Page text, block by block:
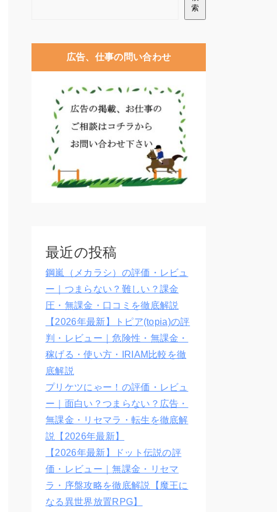
索
広告、仕事の問い合わせ
最近の投稿
鋼嵐（メカラシ）の評価・レビュ
ー｜つまらない？難しい？課金
圧・無課金・口コミを徹底解説
【2026年最新】トピア(topia)の評
判・レビュー｜危険性・無課金・
稼げる・使い方・IRIAM比較を徹
底解説
プリケツにゃー！の評価・レビュ
ー｜面白い？つまらない？広告・
無課金・リセマラ・転生を徹底解
説【2026年最新】
【2026年最新】ドット伝説の評
価・レビュー｜無課金・リセマ
ラ・序盤攻略を徹底解説【魔王に
なる異世界放置RPG】